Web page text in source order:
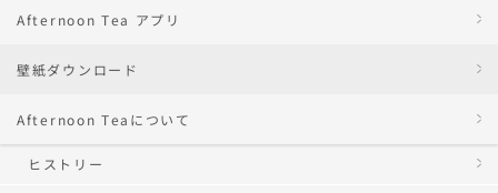
Afternoon Tea アプリ
壁紙ダウンロード
Afternoon Teaについて
ヒストリー